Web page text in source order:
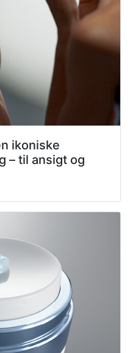
ikoniske
– til ansigt og